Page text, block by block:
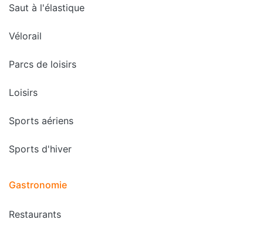
Saut à l'élastique
Vélorail
Parcs de loisirs
Loisirs
Sports aériens
Sports d'hiver
Gastronomie
Restaurants